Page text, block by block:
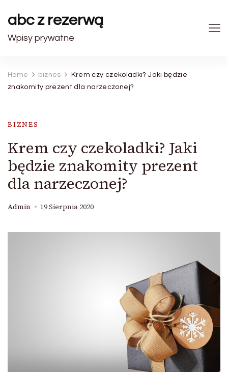
abc z rezerwą
Wpisy prywatne
Home biznes
Krem czy czekoladki? Jaki będzie
znakomity prezent dla narzeczonej?
BIZNES
Krem czy czekoladki? Jaki
będzie znakomity prezent
dla narzeczonej?
Admin 19 Sierpnia 2020